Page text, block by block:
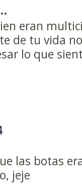
eran
de tu vida
lo que
las botas
jeje